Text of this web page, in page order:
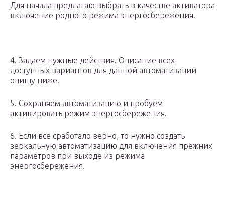
Для начала предлагаю выбрать в качестве активатора
включение родного режима энергосбережения.
4. Задаем нужные действия. Описание всех
доступных вариантов для данной автоматизации
опишу ниже.
5. Сохраняем автоматизацию и пробуем
активировать режим энергосбережения.
6. Если все сработало верно, то нужно создать
зеркальную автоматизацию для включения прежних
параметров при выходе из режима
энергосбережения.